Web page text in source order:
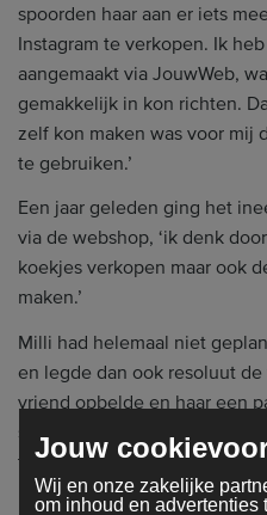
spoorden haar aan er iets
Instagram te verkopen. Ik
aangemaakt via JouwWeb,
gemakkelijk in kon richten.
zelf kon maken was voor mij
te gebruiken.’
Een jaar geleden ging het
via de webshop, ‘ik denk
koekjes verkopen maar ook
maken.’
Milli had helemaal niet
en legde dan ook resoluut
vriend opbelde en haar een
spijt. ‘Misschien is het toch
terug en zei wel interesse te
Jouw
Wij en onze zakelijke
om inhoud en advertenties